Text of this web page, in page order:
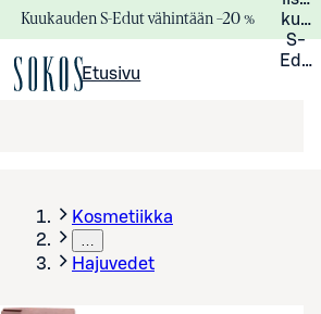
Kuukauden S-Edut vähintään –20 %
S-
Etusivu
Kosmetiikka
…
Hajuvedet